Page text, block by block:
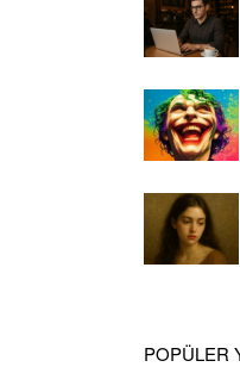
POPÜLER